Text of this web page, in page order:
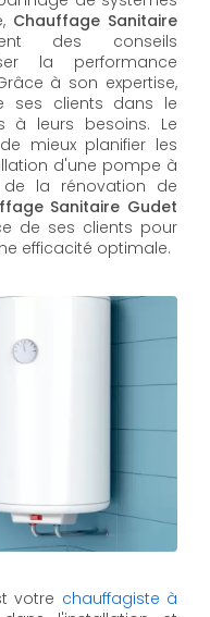
Chauffage Sanitaire
des conseils
la performance
à son expertise,
ses clients dans le
à leurs besoins. Le
mieux planifier les
d'une pompe à
la rénovation de
Sanitaire Gudet
de ses clients pour
efficacité optimale.
votre chauffagiste à